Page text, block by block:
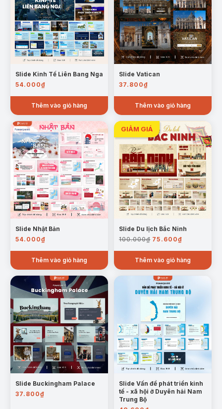
Slide Kinh Tế Liên Bang Nga
54.000₫
Thêm vào giỏ hàng
Slide Vatican
37.800₫
Thêm vào giỏ hàng
Slide Nhật Bản
54.000₫
Thêm vào giỏ hàng
Slide Du lịch Bắc Ninh
100.000₫ Giá
là:
100.000₫.
75.600₫Giá
tại
là:
Thêm vào giỏ hàng
Slide Buckingham Palace
37.800₫
Slide Vấn đề phát triển kinh
tế - xã hội ở Duyên hải Nam
Trung Bộ